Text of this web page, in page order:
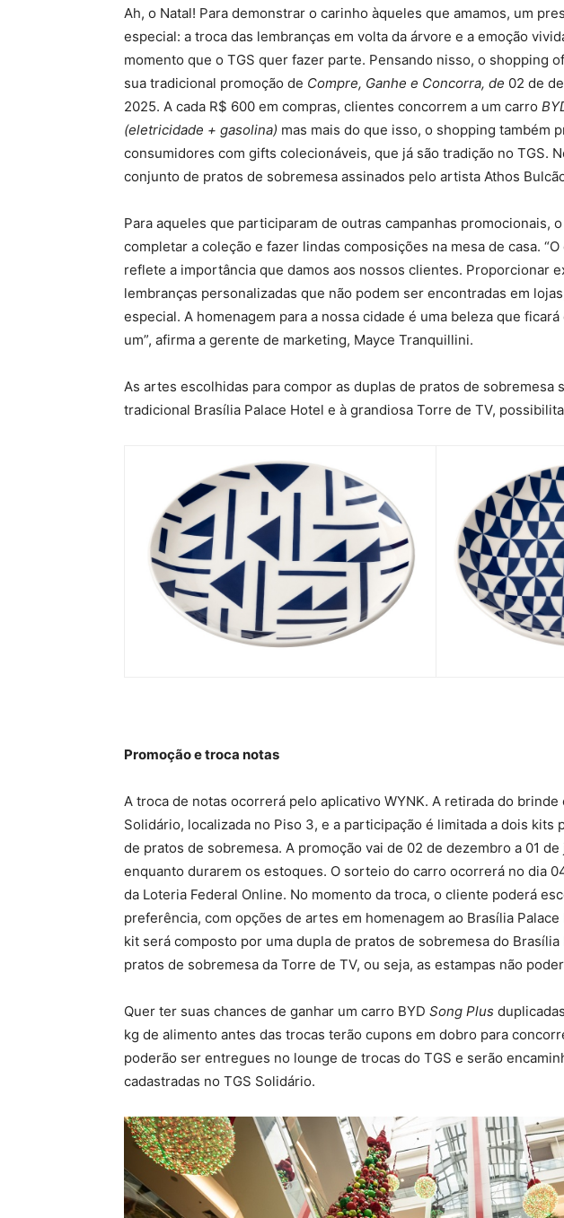
Ah, o Natal! Para demonstrar o carinho àqueles que amamos, um
especial: a troca das lembranças em volta da árvore e a emoção
momento que o TGS quer fazer parte. Pensando nisso, o shopping
sua tradicional promoção de Compre, Ganhe e Concorra, de 02 de
2025. A cada R$ 600 em compras, clientes concorrem a um carro
(eletricidade + gasolina) mas mais do que isso, o shopping também
consumidores com gifts colecionáveis, que já são tradição no TGS.
conjunto de pratos de sobremesa assinados pelo artista Athos
Para aqueles que participaram de outras campanhas promocionais,
completar a coleção e fazer lindas composições na mesa de casa.
reflete a importância que damos aos nossos clientes. Proporcionar
lembranças personalizadas que não podem ser encontradas em
especial. A homenagem para a nossa cidade é uma beleza que
um”, afirma a gerente de marketing, Mayce Tranquillini.
As artes escolhidas para compor as duplas de pratos de sobremesa
tradicional Brasília Palace Hotel e à grandiosa Torre de TV,
Promoção e troca notas
A troca de notas ocorrerá pelo aplicativo WYNK. A retirada do brinde
Solidário, localizada no Piso 3, e a participação é limitada a dois kits
de pratos de sobremesa. A promoção vai de 02 de dezembro a 01
enquanto durarem os estoques. O sorteio do carro ocorrerá no dia
da Loteria Federal Online. No momento da troca, o cliente poderá
preferência, com opções de artes em homenagem ao Brasília
kit será composto por uma dupla de pratos de sobremesa do Brasília
pratos de sobremesa da Torre de TV, ou seja, as estampas não
Quer ter suas chances de ganhar um carro BYD Song Plus
kg de alimento antes das trocas terão cupons em dobro para
poderão ser entregues no lounge de trocas do TGS e serão
cadastradas no TGS Solidário.